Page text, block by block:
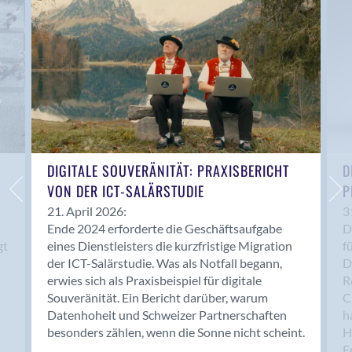
Anwil
Appenzell
Au SG
Baar
Baden
Balsthal
Balzers
Basel
Bassersdorf
Belp
Bendern
Benken (SG)
Bergdietikon
Berlin
Bern
Bern - Liebefeld
DIGITALE SOUVERÄNITÄT: PRAXISBERICHT
VON DER ICT-SALÄRSTUDIE
21. April 2026:
Ende 2024 erforderte die Geschäftsaufgabe
eines Dienstleisters die kurzfristige Migration
der ICT-Salärstudie. Was als Notfall begann,
erwies sich als Praxisbeispiel für digitale
Souveränität. Ein Bericht darüber, warum
Datenhoheit und Schweizer Partnerschaften
besonders zählen, wenn die Sonne nicht scheint.